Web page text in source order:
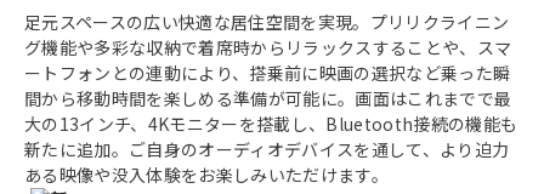
足元スペースの広い快適な居住空間を実現。プリリクライニン
グ機能や多彩な収納で着席時からリラックスすることや、スマ
ートフォンとの連動により、搭乗前に映画の選択など乗った瞬
間から移動時間を楽しめる準備が可能に。画面はこれまでで最
大の13インチ、4Kモニターを搭載し、Bluetooth接続の機能も
新たに追加。ご自身のオーディオデバイスを通して、より迫力
ある映像や没入体験をお楽しみいただけます。